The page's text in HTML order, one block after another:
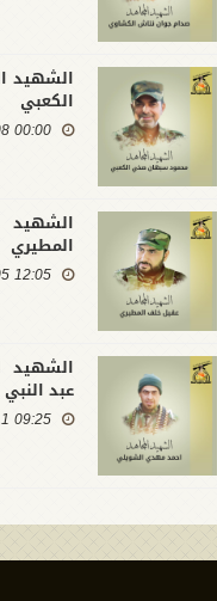
الشهيد
الكعبي
00:00 2013-12-08
المطيري
12:05 2013-09-05
الشهيد
عبد
09:25 2013-04-11